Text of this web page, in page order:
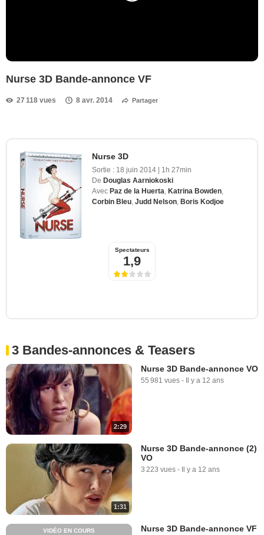
Nurse 3D Bande-annonce VF
27 118 vues 8 avr. 2014 Partager
Nurse 3D
Sortie : 18 juin 2014 | 1h 27min
De Douglas Aarniokoski
Avec Paz de la Huerta Katrina Bowden
Corbin Bleu Judd Nelson Boris Kodjoe
Spectateurs
1,9
3 Bandes-annonces & Teasers
2:29
Nurse 3D Bande-annonce VO
55 981 vues - Il y a 12 ans
1:31
Nurse 3D Bande-annonce (2)
VO
3 223 vues - Il y a 12 ans
VIDÉO EN COURS Nurse 3D Bande-annonce VF